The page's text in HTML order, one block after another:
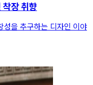
장 취향
성을 추구하는 디자인 이야